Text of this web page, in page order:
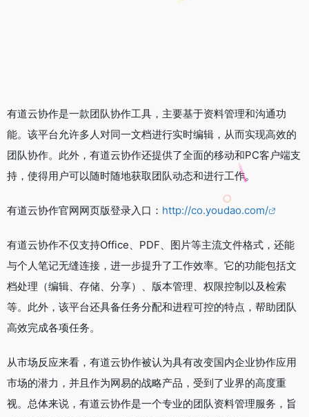
有道云协作是一款团队协作工具，主要基于资料管理和沟通功
能。该平台允许多人对同一文档进行实时编辑，从而实现高效的
团队协作。此外，有道云协作还提供了全面的移动和PC客户端支
持，使得用户可以随时随地获取团队动态和进行工作。
有道云协作官网网页版登录入口： http://co.youdao.com/
有道云协作不仅支持Office、PDF、图片等主流文件格式，还能
与个人笔记无缝连接，进一步提升了工作效率。它的功能包括文
档处理（编辑、存储、分享）、版本管理、权限控制以及检索
等。此外，该平台还具备任务分配和进程可控的特点，帮助团队
高效完成各项任务。
从市场反应来看，有道云协作被认为具有改变国内企业协作应用
市场的潜力，并且作为网易的战略产品，受到了业界的高度重
视。总体来说，有道云协作是一个专业的团队资料管理服务，旨